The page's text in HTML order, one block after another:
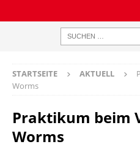
STARTSEITE AKTUELL
Worms
Praktikum beim
Worms